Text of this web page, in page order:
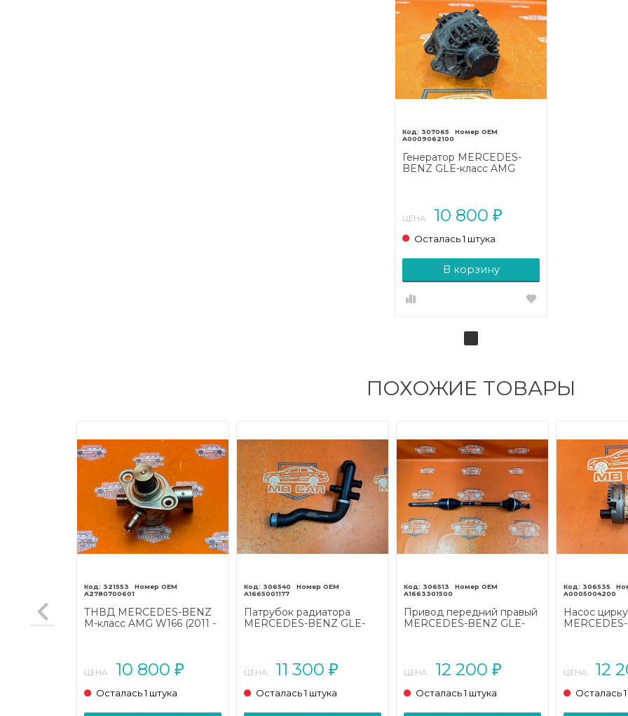
307065
A0009062100
Генератор MERCEDES-
BENZ GLE-класс AMG
ЦЕНА: 10 800 ₽
Осталась 1 штука
В корзину
ПОХОЖИЕ ТОВАРЫ
BENZ
(2011 -
321553
A2780700601
ТНВД MERCEDES-BENZ
M-класс AMG W166 (2011 -
ЦЕНА: 10 800 ₽
Осталась 1 штука
306540
A1665001177
Патрубок радиатора
MERCEDES-BENZ GLE-
ЦЕНА: 11 300 ₽
Осталась 1 штука
306513
A1663301500
Привод передний правый
MERCEDES-BENZ GLE-
ЦЕНА: 12 200 ₽
Осталась 1 штука
306535
A0005004200
Насос
ЦЕНА: 12
Осталась